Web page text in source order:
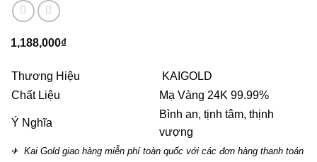
1,188,000₫
Thương Hiệu
KAIGOLD
Chất Liệu
Mạ Vàng 24K 99.99%
Ý Nghĩa
Bình an, tịnh tâm, thịnh
vượng
✈ Kai Gold giao hàng miễn phí toàn quốc với các đơn hàng thanh toán